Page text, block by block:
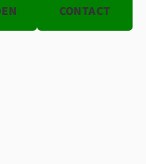
CONTACT